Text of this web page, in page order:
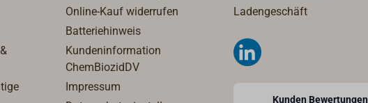
mit hohem
Als Spitzenleistung
abgeben.USV-Funktion:
von
auf
Online-Kauf widerrufen
Batteriehinweis
Kundeninformation
ChemBiozidDV
Impressum
Ladengeschäft
Kunden Bewertungen